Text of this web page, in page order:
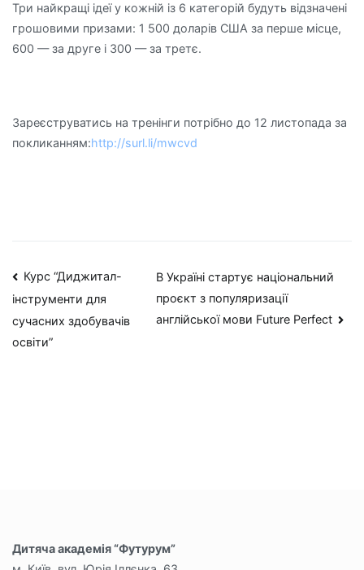
Три найкращі ідеї у кожній із 6 категорій будуть відзначені
грошовими призами: 1 500 доларів США за перше місце,
600 — за друге і 300 — за третє.
Зареєструватись на тренінги потрібно до 12 листопада за
покликанням:http://surl.li/mwcvd
Навігація
записів
Курс “Диджитал-
інструменти для
сучасних здобувачів
освіти”
В Україні стартує національний
проєкт з популяризації
англійської мови Future Perfect
Дитяча академія “Футурум”